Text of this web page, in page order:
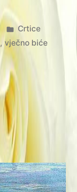
Posted
in
Crtice
, vječno biće